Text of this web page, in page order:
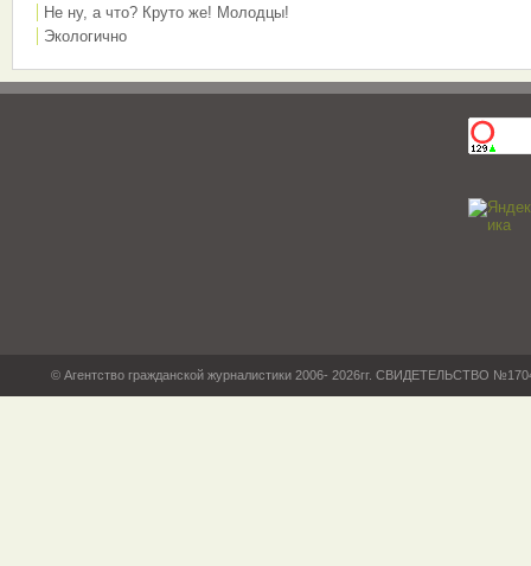
Не ну, а что? Круто же! Молодцы!
Экологично
© Агентство гражданской журналистики 2006- 2026гг. СВИДЕТЕЛЬСТВО